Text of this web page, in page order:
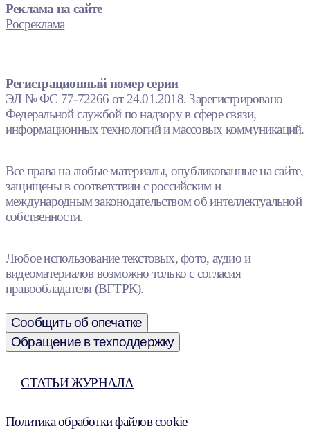
Реклама на сайте
Росреклама
Регистрационный номер серии
ЭЛ № ФС 77-72266 от 24.01.2018. Зарегистрировано
Федеральной службой по надзору в сфере связи,
информационных технологий и массовых коммуникаций.
Все права на любые материалы, опубликованные на сайте,
защищены в соответствии с российским и
международным законодательством об интеллектуальной
собственности.
Любое использование текстовых, фото, аудио и
видеоматериалов возможно только с согласия
правообладателя (ВГТРК).
Сообщить об опечатке
Обращение в техподдержку
СТАТЬИ ЖУРНАЛА
Политика обработки файлов cookie